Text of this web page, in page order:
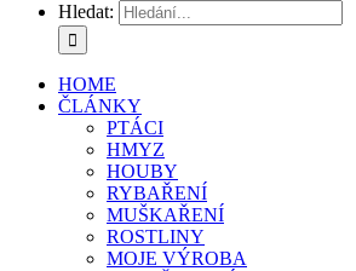
Hledat:
HOME
ČLÁNKY
PTÁCI
HMYZ
HOUBY
RYBAŘENÍ
MUŠKAŘENÍ
ROSTLINY
MOJE VÝROBA